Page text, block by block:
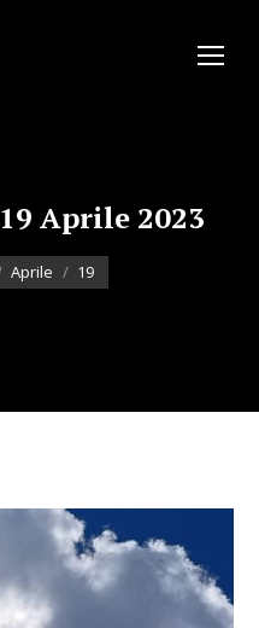
19 Aprile 2023
Aprile 19